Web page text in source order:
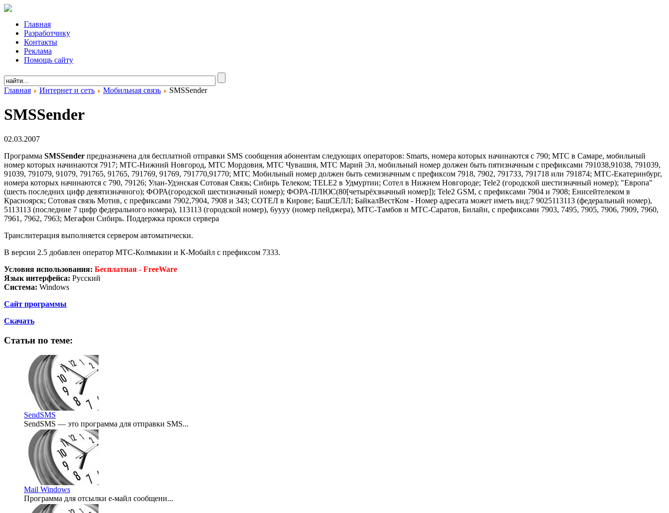
Главная
Разработчику
Контакты
Реклама
Помощь сайту
Главная Интернет и сеть Мобильная связь SMSSender
SMSSender
02.03.2007
Программа SMSSender предназначена для бесплатной отправки SMS сообщения абонентам следующих операторов: Smarts, номера которых начинаются с 790; МТС в Самаре, мобильный
номер которых начинаются 7917; МТС-Нижний Новгород, МТС Мордовия, МТС Чувашия, МТС Марий Эл, мобильный номер должен быть пятизначным с префиксами 791038,91038, 791039,
91039, 791079, 91079, 791765, 91765, 791769, 91769, 791770,91770; MTC Мобильный номер должен быть семизначным с префиксом 7918, 7902, 791733, 791718 или 791874; MTC-Екатеринбург,
номера которых начинаются с 790, 79126; Улан-Удэнская Сотовая Связь; Сибирь Телеком; TELE2 в Удмуртии; Сотел в Нижнем Новгороде; Tele2 (городской шестизначный номер); "Европа"
(шесть последних цифр девятизначного); ФОРА(городской шестизначный номер); ФОРА-ПЛЮС(80[четырёхзначный номер]); Tele2 GSM, с префиксами 7904 и 7908; Енисейтелеком в
Красноярск; Сотовая связь Мотив, с префиксами 7902,7904, 7908 и 343; СОТЕЛ в Кирове; БашСЕЛЛ; БайкалВестКом - Номер адресата может иметь вид:7 9025113113 (федеральный номер),
5113113 (последние 7 цифр федерального номера), 113113 (городской номер), 6yyyy (номер пейджера), МТС-Тамбов и МТС-Саратов, Билайн, с префиксами 7903, 7495, 7905, 7906, 7909, 7960,
7961, 7962, 7963; Мегафон Сибирь. Поддержка прокси сервера
Транслитерация выполняется сервером автоматически.
В версии 2.5 добавлен оператор МТС-Колмыкии и К-Мобайл с префиксом 7333.
Условия использования: Бесплатная - FreeWare
Язык интерфейса: Русский
Система: Windows
Сайт программы
Скачать
Статьи по теме:
SendSMS
SendSMS — это программа для отправки SMS...
2008-02-03
Mail Windows
Программа для отсылки е-майл сообщени...
2007-03-03